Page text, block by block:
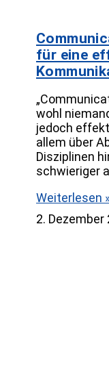
für eine
wohl
jedoch
allem über
Disziplinen
schwieriger
Weiterlesen
2. Dezember